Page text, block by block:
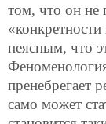
том, что он не
неясным, что
пренебрегает
само может